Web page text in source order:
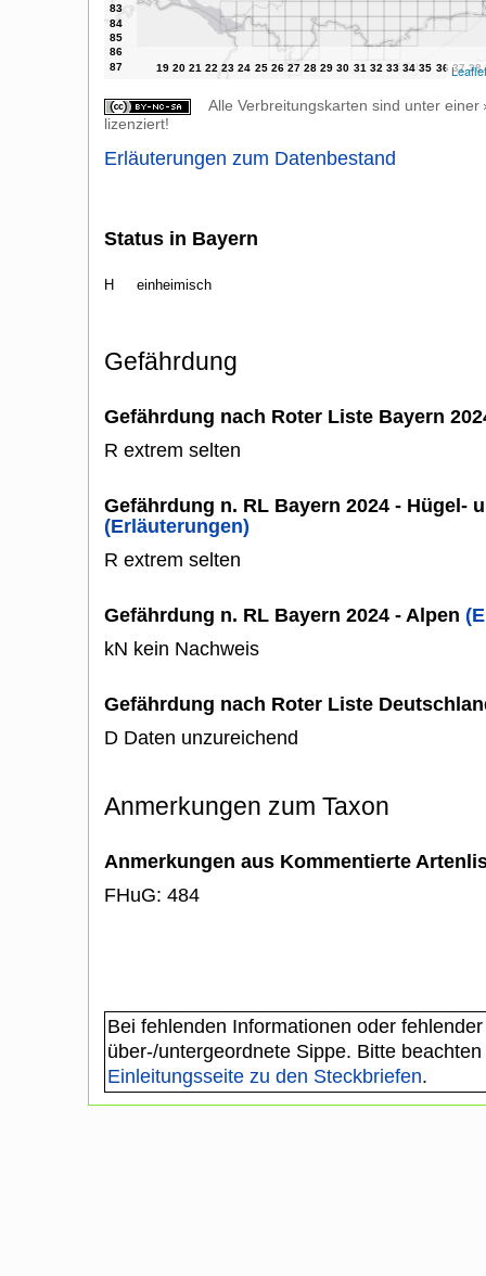
Leaflet
Alle Verbreitungskarten sind unter einer
lizenziert!
Erläuterungen zum Datenbestand
Status in Bayern
H einheimisch
Gefährdung
Gefährdung nach Roter Liste Bayern
R extrem selten
Gefährdung n. RL Bayern 2024 - Hügel-
(Erläuterungen)
R extrem selten
Gefährdung n. RL Bayern 2024 - Alpen
kN kein Nachweis
Gefährdung nach Roter Liste
D Daten unzureichend
Anmerkungen zum Taxon
Anmerkungen aus Kommentierte
FHuG: 484
Bei fehlenden Informationen oder
über-/untergeordnete Sippe. Bitte
Einleitungsseite zu den Steckbriefen.